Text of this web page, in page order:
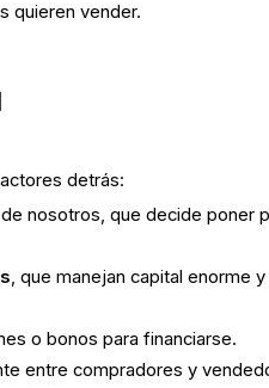
quieren vender.
detrás:
nosotros, que decide poner
, que manejan capital enorme
o bonos para financiarse.
entre compradores y